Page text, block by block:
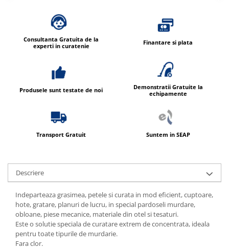
Crema de corp
Sampon si gel de dus
Sapun spuma
Acoperitori toaleta
Cearceaf hartie & cearceaf hartie
Prosoape hartie pliate
Pungi igienice
Role hartie industriala
Role prosop hartie
Servetele masa & faciale
Odorizante profesionale
Consultanta Gratuita de la
experti in curatenie
Finantare si plata
Produsele sunt testate de noi
Demonstratii Gratuite la
echipamente
Transport Gratuit Suntem in SEAP
Descriere
Indeparteaza grasimea, petele si curata in mod eficient, cuptoare,
hote, gratare, planuri de lucru, in special pardoseli murdare,
obloane, piese mecanice, materiale din otel si tesaturi.
Este o solutie speciala de curatare extrem de concentrata, ideala
pentru toate tipurile de murdarie.
Fara clor.